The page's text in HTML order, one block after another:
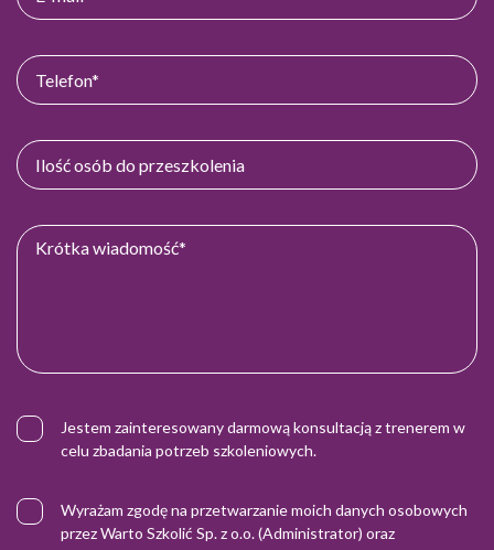
Jestem zainteresowany darmową konsultacją z trenerem w
celu zbadania potrzeb szkoleniowych.
Wyrażam zgodę na przetwarzanie moich danych osobowych
przez Warto Szkolić Sp. z o.o. (Administrator) oraz